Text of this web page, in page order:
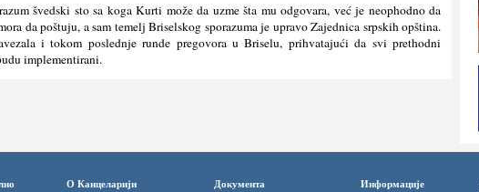
švedski sto sa koga Kurti može da uzme šta mu odgovara, već je neophodno da
da poštuju, a sam temelj Briselskog sporazuma je upravo Zajednica srpskih opština.
i tokom poslednje runde pregovora u Briselu, prihvatajući da svi prethodni
implementirani.
О Канцеларији Документа Информације